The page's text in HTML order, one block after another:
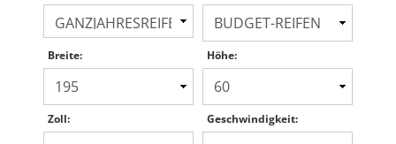
Breite: Höhe:
Zoll: Geschwindigkeit: